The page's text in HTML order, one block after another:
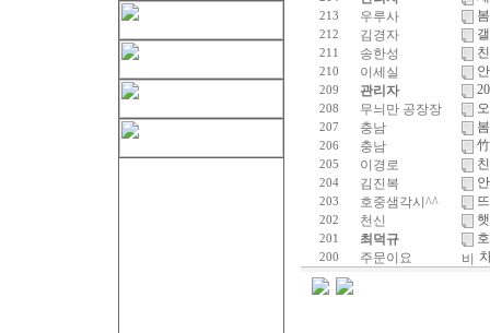
213 우루사
212 김경자
211 송한성
210 이세실
209 관리자
208 무늬만 공장장
207 충남
206 충남
205 이경로
204 김진복
203 호중샘각시^^
202 천신
201 최덕규
200 주문이요